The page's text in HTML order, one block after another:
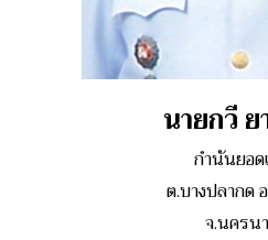
นายกวี ย
กำนันยอด
ต.บางปลากด
จ.นครน